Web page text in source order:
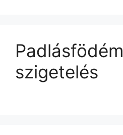
Padlásfödém
szigetelés